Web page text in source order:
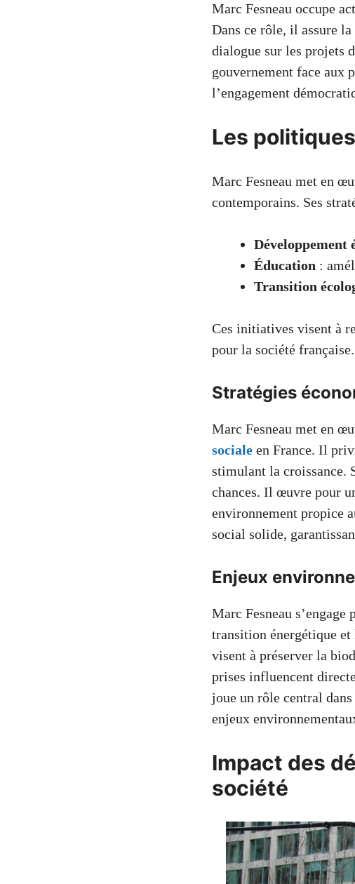
Marc Fesneau occupe
Dans ce rôle, il assure
dialogue sur les projets
gouvernement face aux
l’engagement
Les
Marc Fesneau met en
contemporains. Ses
Développement
Éducation :
Transition
Ces initiatives visent à
pour la société
Stratégies
Marc Fesneau met en
sociale en France. Il
stimulant la croissance.
chances. Il œuvre pour
environnement propice
social solide,
Enjeux
Marc Fesneau
transition énergétique et
visent à préserver la
prises influencent
joue un rôle central
enjeux
Impact des
société